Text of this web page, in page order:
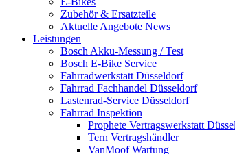
Zubehör & Ersatzteile
Aktuelle Angebote News
Leistungen
Bosch Akku-Messung / Test
Bosch E-Bike Service
Fahrradwerkstatt Düsseldorf
Fahrrad Fachhandel Düsseldorf
Lastenrad-Service Düsseldorf
Fahrrad Inspektion
Prophete Vertragswerkstatt
Tern Vertragshändler
VanMoof Wartung